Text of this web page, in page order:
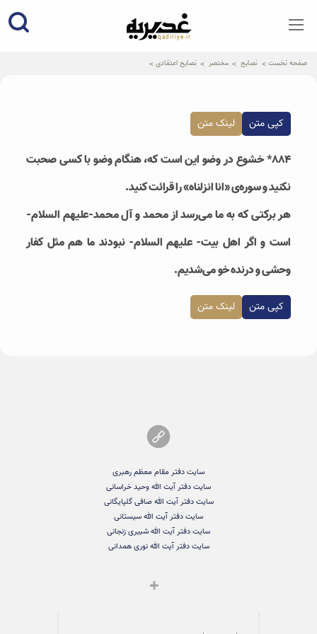
qadiriye.ir
نشریه ی غدیریه-بیانات استاد
صفحه نخست نصایح مختصر نصایح اعتقادی
کپی متن لینک متن
۸۸۴* خشوع در وضو این است که، هنگام وضو با کسی صحبت
نکنید و سوره‌ی «انا انزلناه» را قرائت کنید.
هر برکتی که به ما می‌رسد از محمد و آل محمد-علیهم السلام-
است و اگر اهل بیت- علیهم السلام- نبودند ما هم مثل کفار
وحشی و درنده خو می‌شدیم.
کپی متن لینک متن
سایت دفتر مقام معظم رهبری
سایت دفتر آیت الله وحید خراسانی
سایت دفتر آیت الله صافی گلپایگانی
سایت دفتر آیت الله سیستانی
سایت دفتر آیت الله شبیری زنجانی
سایت دفتر آیت الله نوری همدانی